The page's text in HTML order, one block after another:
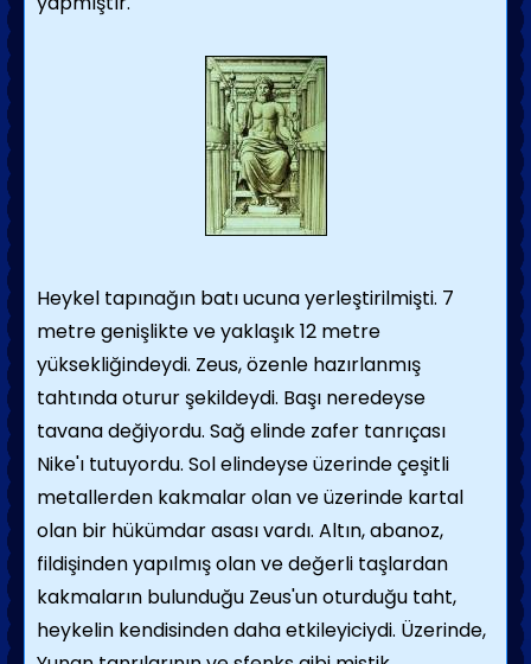
Heykel tapınağın batı ucuna yerleştirilmişti. 7
metre genişlikte ve yaklaşık 12 metre
yüksekliğindeydi. Zeus, özenle hazırlanmış
tahtında oturur şekildeydi. Başı neredeyse
tavana değiyordu. Sağ elinde zafer tanrıçası
Nike'ı tutuyordu. Sol elindeyse üzerinde çeşitli
metallerden kakmalar olan ve üzerinde kartal
olan bir hükümdar asası vardı. Altın, abanoz,
fildişinden yapılmış olan ve değerli taşlardan
kakmaların bulunduğu Zeus'un oturduğu taht,
heykelin kendisinden daha etkileyiciydi. Üzerinde,